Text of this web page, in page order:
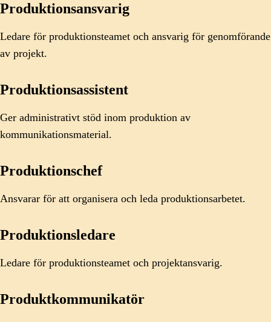
Produktionsansvarig
Ledare för produktionsteamet och ansvarig för genomförande
av projekt.
Produktionsassistent
Ger administrativt stöd inom produktion av
kommunikationsmaterial.
Produktionschef
Ansvarar för att organisera och leda produktionsarbetet.
Produktionsledare
Ledare för produktionsteamet och projektansvarig.
Produktkommunikatör